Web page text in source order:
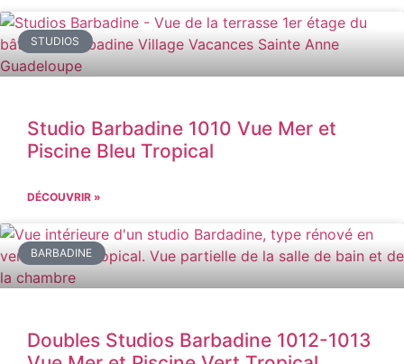
STUDIOS
Studio Barbadine 1010 Vue Mer et
Piscine Bleu Tropical
DÉCOUVRIR »
BARBADINE
Doubles Studios Barbadine 1012-1013